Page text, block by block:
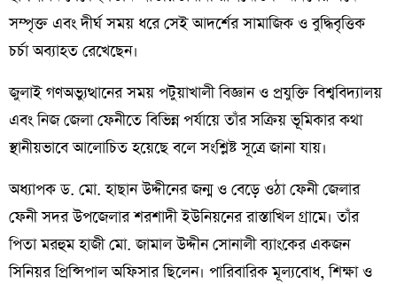
সম্পৃক্ত এবং দীর্ঘ সময় ধরে সেই আদর্শের সামাজিক ও বুদ্ধিবৃত্তিক
চর্চা অব্যাহত রেখেছেন।
জুলাই গণঅভ্যুত্থানের সময় পটুয়াখালী বিজ্ঞান ও প্রযুক্তি বিশ্ববিদ্যালয়
এবং নিজ জেলা ফেনীতে বিভিন্ন পর্যায়ে তাঁর সক্রিয় ভূমিকার কথা
স্থানীয়ভাবে আলোচিত হয়েছে বলে সংশ্লিষ্ট সূত্রে জানা যায়।
অধ্যাপক ড. মো. হাছান উদ্দীনের জন্ম ও বেড়ে ওঠা ফেনী জেলার
ফেনী সদর উপজেলার শরশাদী ইউনিয়নের রাস্তাখিল গ্রামে। তাঁর
পিতা মরহুম হাজী মো. জামাল উদ্দীন সোনালী ব্যাংকের একজন
সিনিয়র প্রিন্সিপাল অফিসার ছিলেন। পারিবারিক মূল্যবোধ, শিক্ষা ও